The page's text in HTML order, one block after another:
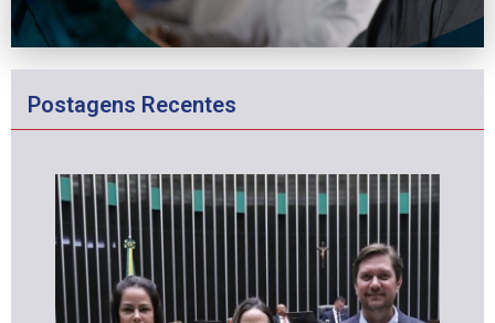
Postagens Recentes